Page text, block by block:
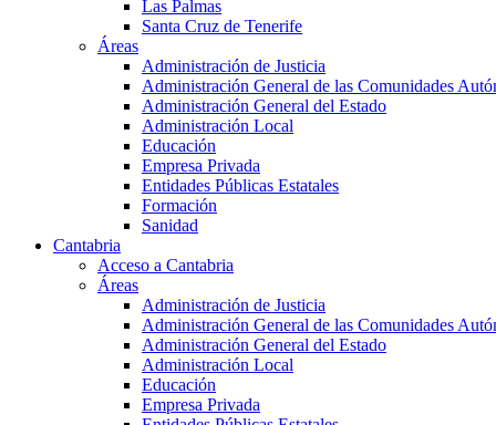
Las Palmas
Santa Cruz de Tenerife
Áreas
Administración de Justicia
Administración General de las Comunidades
Administración General del Estado
Administración Local
Educación
Empresa Privada
Entidades Públicas Estatales
Formación
Sanidad
Cantabria
Acceso a Cantabria
Áreas
Administración de Justicia
Administración General de las Comunidades
Administración General del Estado
Administración Local
Educación
Empresa Privada